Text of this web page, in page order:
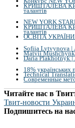
КРИШТАЛЕВА
талантів
NEW YORK
КРИШТАЛЕВА
талантів
ОСВІТА УКРАЇНИ
Sofiia Lytvynova |
Matvii
Daria Plakhotnyk |
18% українських
Technical
Современные
Читайте нас в
Твит-новости
Подпишитесь на